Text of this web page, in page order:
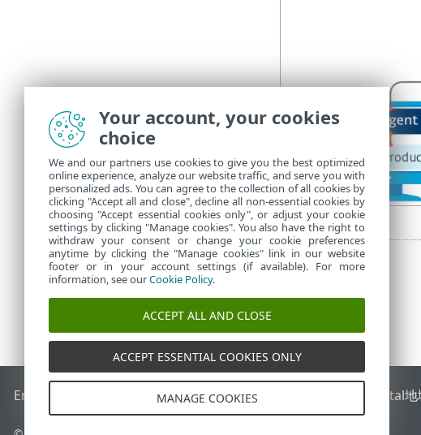
End of Life ESETナレッジベースESETフォーラム ESET Status Portal地
Your account, your cookies
choice
We and our partners use cookies to give you the best optimized
online experience, analyze our website traffic, and serve you with
personalized ads. You can agree to the collection of all cookies by
clicking "Accept all and close", decline all non-essential cookies by
choosing "Accept essential cookies only", or adjust your cookie
settings by clicking "Manage cookies". You also have the right to
withdraw your consent or change your cookie preferences
anytime by clicking the "Manage cookies" link in our website
footer or in your account settings (if available). For more
information, see ourCookie Policy.
ACCEPT ALL AND CLOSE
ACCEPT ESSENTIAL COOKIES ONLY
MANAGE COOKIES